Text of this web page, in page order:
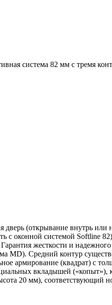
система 82 мм с тремя
дверь (открывание внутрь или
с оконной системой Softline
жесткости и
MD). Средний контур
армирование (квадрат) с
вкладышей («копыт»),
20 мм), соответствующий